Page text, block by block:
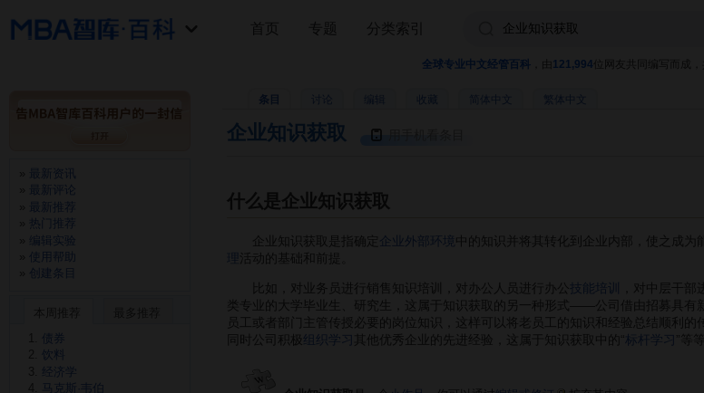
全球专业中文经管百科 121,994 位网友共同编写而成，
条目 收藏
企业知识获取
什么是企业知识获取
企业知识获取是指确定 企业外部环境 中的知识并将其转化到企业内部，使之成为
活动的基础和前提。
比如，对业务员进行销售知识培训，对办公人员进行办公 技能培训 ，对中层干部
类专业的大学毕业生、研究生，这属于知识获取的另一种形式——公司借由招募具有
员工或者部门主管传授必要的岗位知识，这样可以将老员工的知识和经验总结顺利
同时公司积极 组织学习 其他优秀企业的先进经验，这属于知识获取中的“标杆学习 ”等
首页 专题 分类索引
最新资讯
最新评论
最新推荐
热门推荐
编辑实验
使用帮助
创建条目
债券
饮料
经济学
马克斯·韦伯